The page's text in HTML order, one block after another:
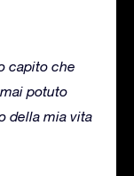
capito che
potuto
della mia vita